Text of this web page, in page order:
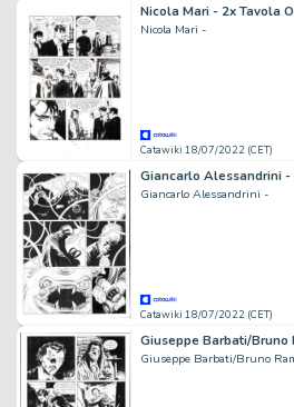
Nicola Mari -
Catawiki 18/07/2022 (CET)
Giancarlo Alessandrini -
Catawiki 18/07/2022 (CET)
Giuseppe Barbati/Bruno